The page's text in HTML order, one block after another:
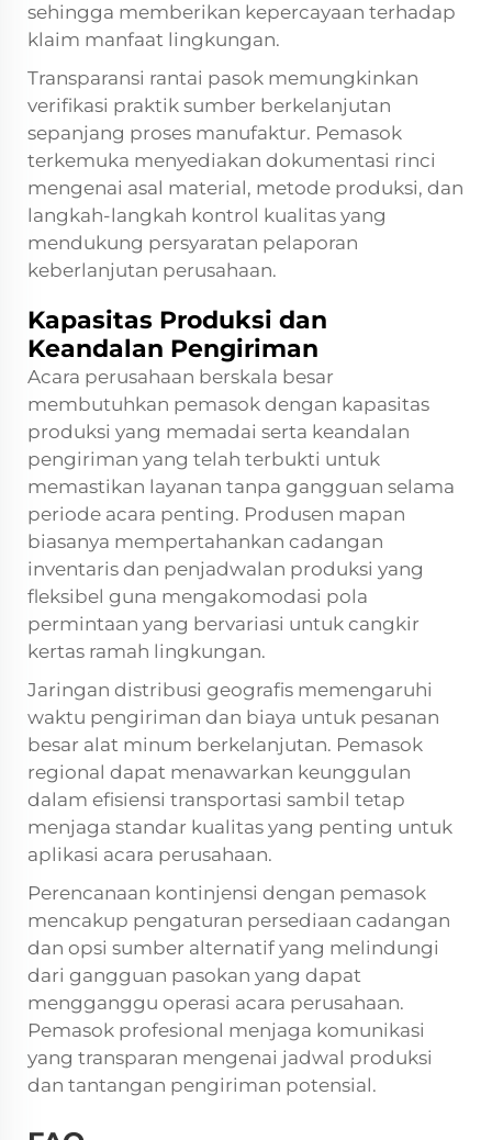
sehingga memberikan kepercayaan terhadap
klaim manfaat lingkungan.
Transparansi rantai pasok memungkinkan
verifikasi praktik sumber berkelanjutan
sepanjang proses manufaktur. Pemasok
terkemuka menyediakan dokumentasi rinci
mengenai asal material, metode produksi, dan
langkah-langkah kontrol kualitas yang
mendukung persyaratan pelaporan
keberlanjutan perusahaan.
Kapasitas Produksi dan
Keandalan Pengiriman
Acara perusahaan berskala besar
membutuhkan pemasok dengan kapasitas
produksi yang memadai serta keandalan
pengiriman yang telah terbukti untuk
memastikan layanan tanpa gangguan selama
periode acara penting. Produsen mapan
biasanya mempertahankan cadangan
inventaris dan penjadwalan produksi yang
fleksibel guna mengakomodasi pola
permintaan yang bervariasi untuk cangkir
kertas ramah lingkungan.
Jaringan distribusi geografis memengaruhi
waktu pengiriman dan biaya untuk pesanan
besar alat minum berkelanjutan. Pemasok
regional dapat menawarkan keunggulan
dalam efisiensi transportasi sambil tetap
menjaga standar kualitas yang penting untuk
aplikasi acara perusahaan.
Perencanaan kontinjensi dengan pemasok
mencakup pengaturan persediaan cadangan
dan opsi sumber alternatif yang melindungi
dari gangguan pasokan yang dapat
mengganggu operasi acara perusahaan.
Pemasok profesional menjaga komunikasi
yang transparan mengenai jadwal produksi
dan tantangan pengiriman potensial.